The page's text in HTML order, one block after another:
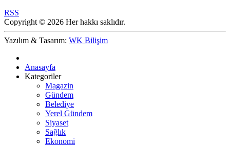
RSS
Copyright © 2026 Her hakkı saklıdır.
Yazılım & Tasarım: WK Bilişim
Anasayfa
Kategoriler
Magazin
Gündem
Belediye
Yerel Gündem
Siyaset
Sağlık
Ekonomi